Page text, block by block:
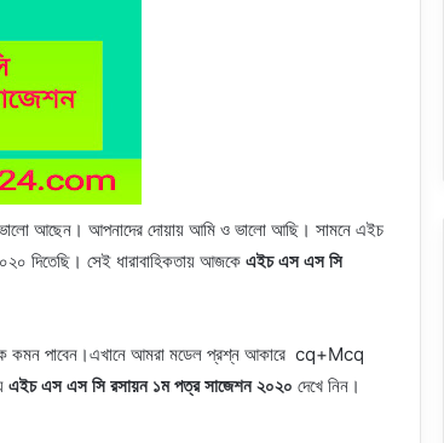
আছেন। আপনাদের দোয়ায় আমি ও ভালো আছি। সামনে এইচ
দিতেছি। সেই ধারাবাহিকতায় আজকে এইচ এস এস সি
কমন পাবেন।এখানে আমরা মডেল প্রশ্ন আকারে cq+Mcq
এইচ এস এস সি রসায়ন ১ম পত্র সাজেশন ২০২০ দেখে নিন।